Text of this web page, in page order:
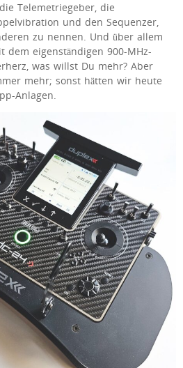
Telemetriegeber, die
und den Sequenzer,
zu nennen. Und über allem
dem eigenständigen 900-MHz-
was willst Du mehr? Aber
mehr; sonst hätten wir heute
Anlagen.